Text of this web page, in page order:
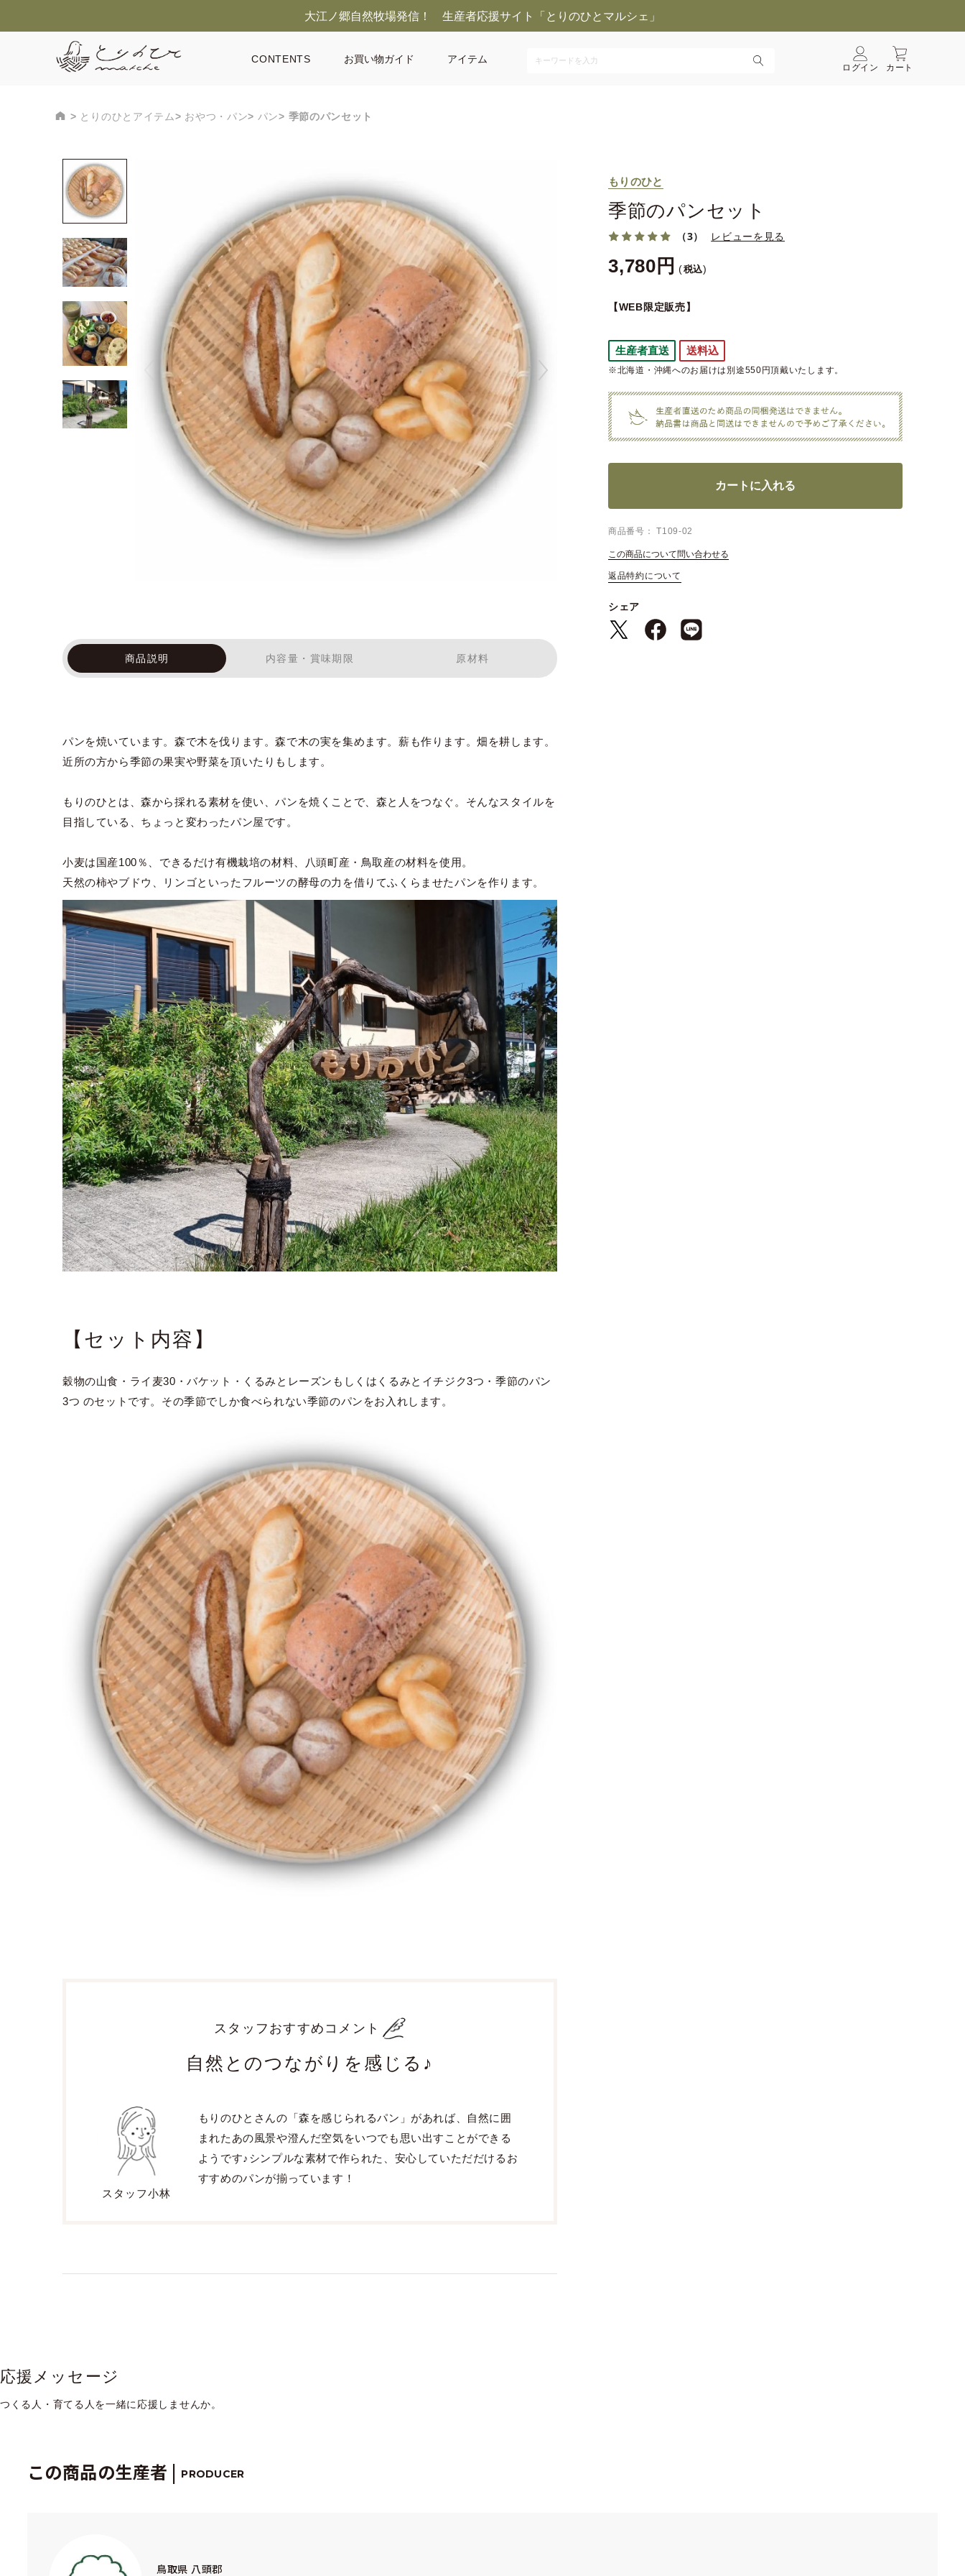
大江ノ郷自然牧場発信！ 生産者応援サイト「とりのひとマルシェ」
CONTENTS お買い物ガイド アイテム
ログイン カート
とりのひとアイテム おやつ・パン パン 季節のパンセット
もりのひと
季節のパンセット
（3） レビューを見る
3,780 税込
【WEB限定販売】
生産者直送 送料込
※北海道・沖縄へのお届けは別途550円頂戴いたします。
カートに入れる
商品番号 T109-02
この商品について問い合わせる
返品特約について
シェア
商品説明 内容量・賞味期限 原材料
パンを焼いています。森で木を伐ります。森で木の実を集めます。薪も作ります。畑を耕します。
近所の方から季節の果実や野菜を頂いたりもします。
もりのひとは、森から採れる素材を使い、パンを焼くことで、森と人をつなぐ。そんなスタイルを
目指している、ちょっと変わったパン屋です。
小麦は国産100％、できるだけ有機栽培の材料、八頭町産・鳥取産の材料を使用。
天然の柿やブドウ、リンゴといったフルーツの酵母の力を借りてふくらませたパンを作ります。
【セット内容】
穀物の山食・ライ麦30・バケット・くるみとレーズンもしくはくるみとイチジク3つ・季節のパン
3つ のセットです。その季節でしか食べられない季節のパンをお入れします。
スタッフおすすめコメント
自然とのつながりを感じる♪
スタッフ小林
もりのひとさんの「森を感じられるパン」があれば、自然に囲
まれたあの風景や澄んだ空気をいつでも思い出すことができる
ようです♪シンプルな素材で作られた、安心していただだけるお
すすめのパンが揃っています！
応援メッセージ
つくる人・育てる人を一緒に応援しませんか。
この商品の生産者 | PRODUCER
鳥取県 八頭郡